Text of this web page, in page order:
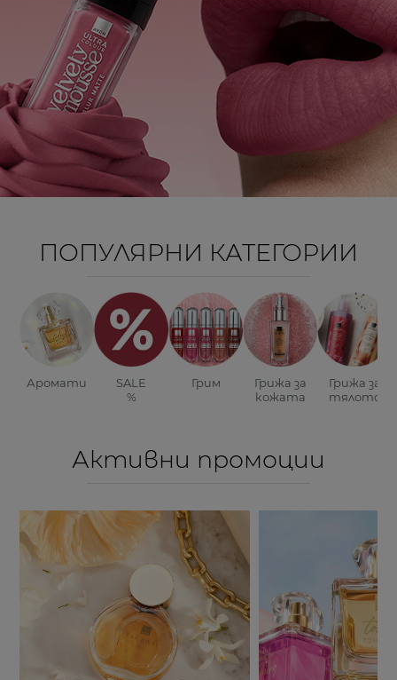
ПОПУЛЯРНИ КАТЕГОРИИ
Аромати
SALE
%
Грим
Грижа за
кожата
Грижа за
тялото
Активни промоции